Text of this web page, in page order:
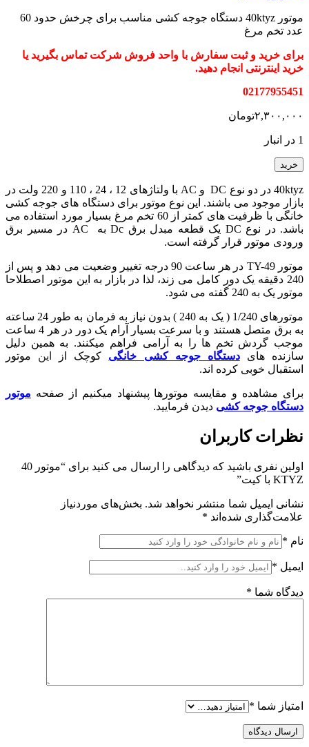
موتور 40ktyz دستگاه جوجه کشی مناسب برای چرخش حدود 60
عدد تخم مرغ
برای خرید و ثبت سفارش با واحد فروش شرکت تماس بگیرید یا
خرید اینترنتی انجام دهید.
02177955451
۲,۳۰۰,۰۰۰تومان
1 در انبار
خرید
40ktyz در دو نوع DC و AC با ولتاژهای 12 ، 24 ، 110 و 220 ولت در
بازار موجود می باشند. این نوع موتور برای دستگاه های جوجه کشی
خانگی با ظرفیت های کمتر از 60 تخم مرغ بسیار مورد استفاده می
باشد. در نوع DC یک قطعه مبدل برق Dc به AC در مسیر برق
ورودی موتور قرار گرفته است.
موتور TY-49 در هر ساعت 90 درجه تغییر وضعیت می دهد و پس از
240 دقیقه یک دور کامل می زند، لذا در بازار به این موتور اصطلاحا
موتور یک به 240 گفته می شود.
موتورهای 1/240 ( یک به 240 ) بدون نیاز به فرمان به طور 24 ساعته
به برق متصل هستند و با سرعت بسیار آرام یک دور در هر 4 ساعت
موجب گردش تخم ها را به آرامی فراهم میکنند. به همین دلیل
سازنده هایدستگاه جوجه کشی خانگی کوچک از این موتور
استقبال خوبی کرده اند.
برای مشاهده و مقایسه موتورها پیشنهاد میکنیم از صفحه موتور
دستگاه جوجه کشی دیدن فرمایید.
نظرات کاربران
اولین نفری باشید که دیدگاهی را ارسال می کنید برای “موتور 40
KTYZ با کیت”
نشانی ایمیل شما منتشر نخواهد شد. بخش‌های موردنیاز
علامت‌گذاری شده‌اند *
نام *
ایمیل *
دیدگاه شما *
امتیاز شما *
ارسال دیدگاه